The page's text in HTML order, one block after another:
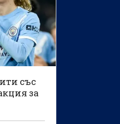
със
за